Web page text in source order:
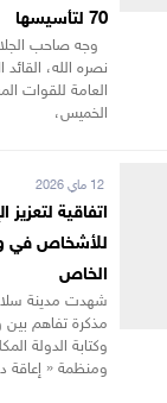
70 لتأسيسها
وجه صاحب
نصره الله،
العامة للقوات
الخميس،
12 ماي 2026
اتفاقية لتعزيز
للأشخاص في
الخاص
شهدت مدينة سلا،
مذكرة تفاهم بين
وكتابة الدولة
ومنظمة « إعاقة